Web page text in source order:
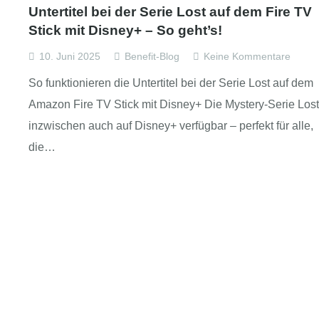
Untertitel bei der Serie Lost auf dem Fire TV
Stick mit Disney+ – So geht’s!
10. Juni 2025 Benefit-Blog Keine Kommentare
So funktionieren die Untertitel bei der Serie Lost auf dem
Amazon Fire TV Stick mit Disney+ Die Mystery-Serie
inzwischen auch auf Disney+ verfügbar – perfekt für alle,
die…